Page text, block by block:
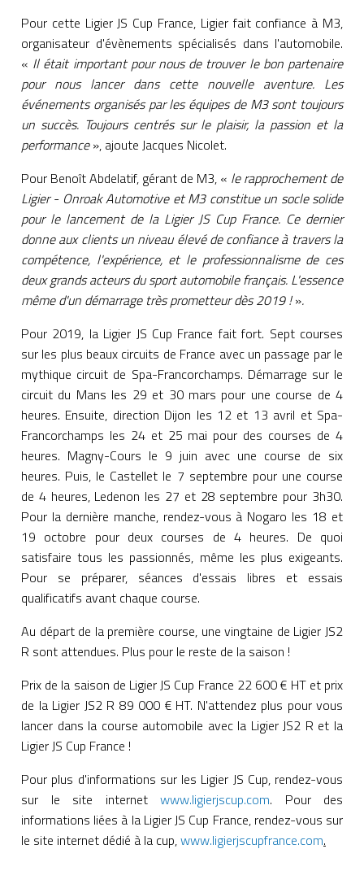
Pour cette Ligier JS Cup France, Ligier fait confiance à M3,
organisateur d'évènements spécialisés dans l'automobile.
« Il était important pour nous de trouver le bon partenaire
pour nous lancer dans cette nouvelle aventure. Les
événements organisés par les équipes de M3 sont toujours
un succès. Toujours centrés sur le plaisir, la passion et la
performance», ajoute Jacques Nicolet.
Pour Benoît Abdelatif, gérant de M3, « le rapprochement de
Ligier - Onroak Automotive et M3 constitue un socle solide
pour le lancement de la Ligier JS Cup France. Ce dernier
donne aux clients un niveau élevé de confiance à travers la
compétence, l'expérience, et le professionnalisme de ces
deux grands acteurs du sport automobile français. L'essence
même d'un démarrage très prometteur dès 2019 !».
Pour 2019, la Ligier JS Cup France fait fort. Sept courses
sur les plus beaux circuits de France avec un passage par le
mythique circuit de Spa-Francorchamps. Démarrage sur le
circuit du Mans les 29 et 30 mars pour une course de 4
heures. Ensuite, direction Dijon les 12 et 13 avril et Spa-
Francorchamps les 24 et 25 mai pour des courses de 4
heures. Magny-Cours le 9 juin avec une course de six
heures. Puis, le Castellet le 7 septembre pour une course
de 4 heures, Ledenon les 27 et 28 septembre pour 3h30.
Pour la dernière manche, rendez-vous à Nogaro les 18 et
19 octobre pour deux courses de 4 heures. De quoi
satisfaire tous les passionnés, même les plus exigeants.
Pour se préparer, séances d'essais libres et essais
qualificatifs avant chaque course.
Au départ de la première course, une vingtaine de Ligier JS2
R sont attendues. Plus pour le reste de la saison !
Prix de la saison de Ligier JS Cup France 22 600 € HT et prix
de la Ligier JS2 R 89 000 € HT. N'attendez plus pour vous
lancer dans la course automobile avec la Ligier JS2 R et la
Ligier JS Cup France !
Pour plus d'informations sur les Ligier JS Cup, rendez-vous
sur le site internet www.ligierjscup.com. Pour des
informations liées à la Ligier JS Cup France, rendez-vous sur
le site internet dédié à la cup,www.ligierjscupfrance.com.